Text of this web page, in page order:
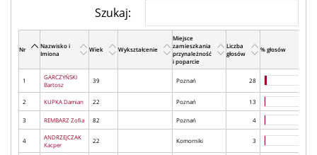
Szukaj:
Nr
Nazwisko i
Imiona
Wiek Wykształcenie
Miejsce
zamieszkania
przynależność
i poparcie
Liczba
głosów
% głosów
1
GARCZYŃSKI
Bartosz
39 Poznań 28
2 KUPKA Damian 22 Poznań 13
3 REMBARZ Zofia 82 Poznań 4
4
ANDRZEJCZAK
Kacper
22 Komorniki 3